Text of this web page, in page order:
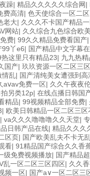
躁| 精品久久久久久综合网|
费高清| 色天使综合一区二区
老大| 久久久不卡国产精品
网站| 久久综合九色综合欧
费| 99久久精品免费看国产
99丫e6| 国产精品中文字幕
这里只有精品23| 九九热
国产| 玖玖资源一区二区三区
情乱| 国产清纯美女遭强到高
aⅴav免费一区| 久久午夜夜
拍另类12p| 在线点播日韩国
精品| 99视频精品全部免费|
| 欧美日韩精品一区二区三
| va久久久噜噜噜久久天堂|
日韩产品在线| 精品久久久
区页| 国产欧美乱夫不卡无
看| 91精品国产综合久久香
级免费视频播放| 国产精品
乱一区二区三区四区| 久久
频一区| 国产a∨一区二区三